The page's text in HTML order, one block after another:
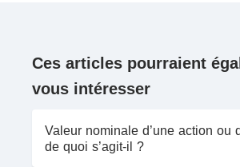
Ces articles pourraient
vous intéresser
Valeur nominale d’une action ou
de quoi s’agit-il ?